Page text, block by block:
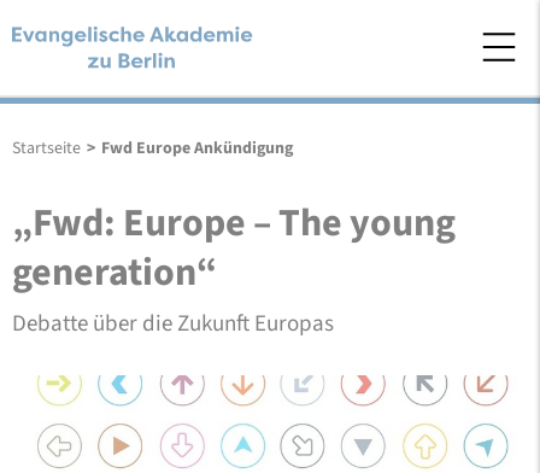
Startseite > Fwd Europe Ankündigung
„Fwd: Europe – The young
generation“
Debatte über die Zukunft Europas